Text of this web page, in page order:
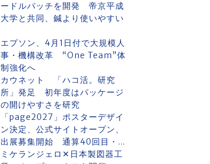
ードルパッチを開発 帝京平成
大学と共同、鍼より使いやすい
エプソン、4月1日付で大規模人
事・機構改革 “One Team”体
制強化へ
カウネット 「ハコ活。研究
所」発足 初年度はパッケージ
の開けやすさを研究
「page2027」ポスターデザイ
ン決定、公式サイトオープン、
出展募集開始 通算40回目・...
ミケランジェロ✕日本製図器工